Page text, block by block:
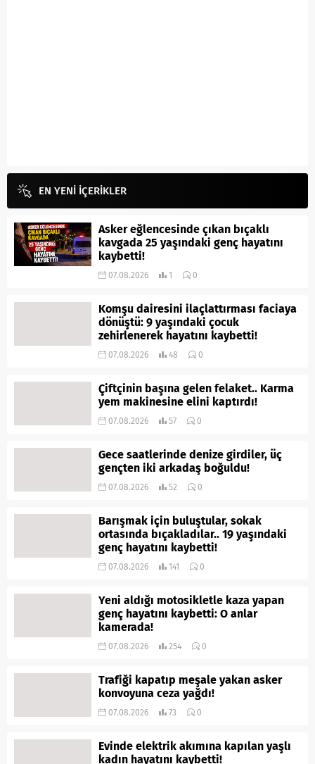
EN YENİ İÇERİKLER
Asker eğlencesinde çıkan bıçaklı
kavgada 25 yaşındaki genç hayatını
kaybetti!
07.08.2026 1 0
Komşu dairesini ilaçlattırması faciaya
dönüştü: 9 yaşındaki çocuk
zehirlenerek hayatını kaybetti!
07.08.2026 48 0
Çiftçinin başına gelen felaket.. Karma
yem makinesine elini kaptırdı!
07.08.2026 57 0
Gece saatlerinde denize girdiler, üç
gençten iki arkadaş boğuldu!
07.08.2026 52 0
Barışmak için buluştular, sokak
ortasında bıçakladılar.. 19 yaşındaki
genç hayatını kaybetti!
07.08.2026 141 0
Yeni aldığı motosikletle kaza yapan
genç hayatını kaybetti: O anlar
kamerada!
07.08.2026 254 0
Trafiği kapatıp meşale yakan asker
konvoyuna ceza yağdı!
07.08.2026 73 0
Evinde elektrik akımına kapılan yaşlı
kadın hayatını kaybetti!